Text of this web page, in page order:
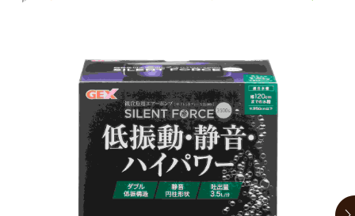
トリマーグッズ シニアサポート